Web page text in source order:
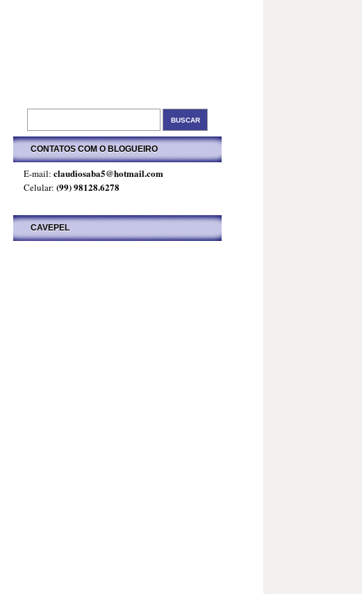
CONTATOS COM O BLOGUEIRO
E-mail: claudiosaba5@hotmail.com
Celular: (99) 98128.6278
CAVEPEL